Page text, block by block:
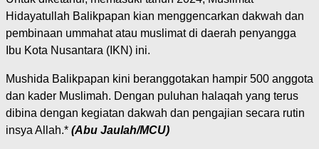
Hidayatullah Balikpapan kian menggencarkan dakwah dan
pembinaan ummahat atau muslimat di daerah penyangga
Ibu Kota Nusantara (IKN) ini.
Mushida Balikpapan kini beranggotakan hampir 500 anggota
dan kader Muslimah. Dengan puluhan halaqah yang terus
dibina dengan kegiatan dakwah dan pengajian secara rutin
insya Allah.* (Abu Jaulah/MCU)